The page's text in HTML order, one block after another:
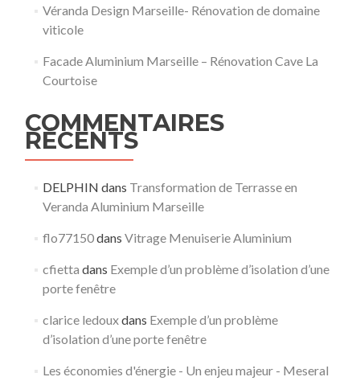
Véranda Design Marseille- Rénovation de domaine
viticole
Facade Aluminium Marseille – Rénovation Cave La
Courtoise
COMMENTAIRES
RÉCENTS
DELPHIN dans Transformation de Terrasse en
Veranda Aluminium Marseille
flo77150dans Vitrage Menuiserie Aluminium
cfietta dans Exemple d’un problème d’isolation d’une
porte fenêtre
clarice ledouxdans Exemple d’un problème
d’isolation d’une porte fenêtre
Les économies d'énergie - Un enjeu majeur - Meseral